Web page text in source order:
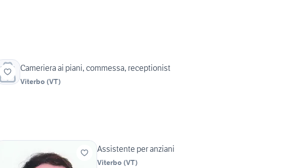
Cameriera ai piani, commessa, receptionist
Viterbo (VT)
Assistente per anziani
Viterbo (VT)